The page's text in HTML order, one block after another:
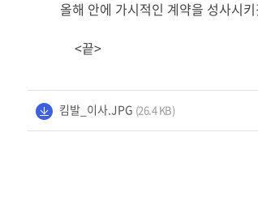
올해 안에 가시적인 계약을 성사시
<끝>
킴발_이사.JPG (26.4 KB)